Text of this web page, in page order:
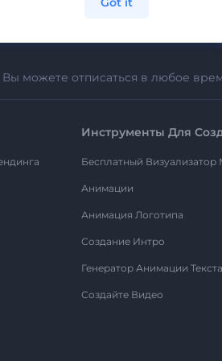
Вы можете отписаться в любое
Инструменты Для
Бесплатный Визуализатор
Анимации
Анимация Логотипа
Создание Интро
Генератор Анимации Текста
Создайте Видео